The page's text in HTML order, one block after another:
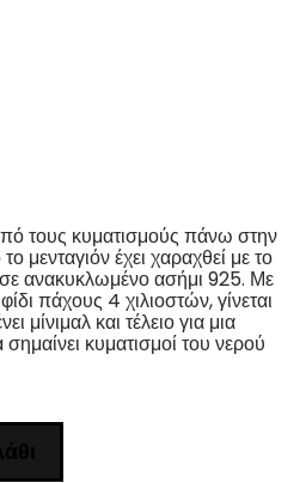
τους κυματισμούς πάνω στην
μενταγιόν έχει χαραχθεί με το
σε ανακυκλωμένο ασήμι 925. Με
πάχους 4 χιλιοστών, γίνεται
μίνιμαλ και τέλειο για μια
κυματισμοί του νερού